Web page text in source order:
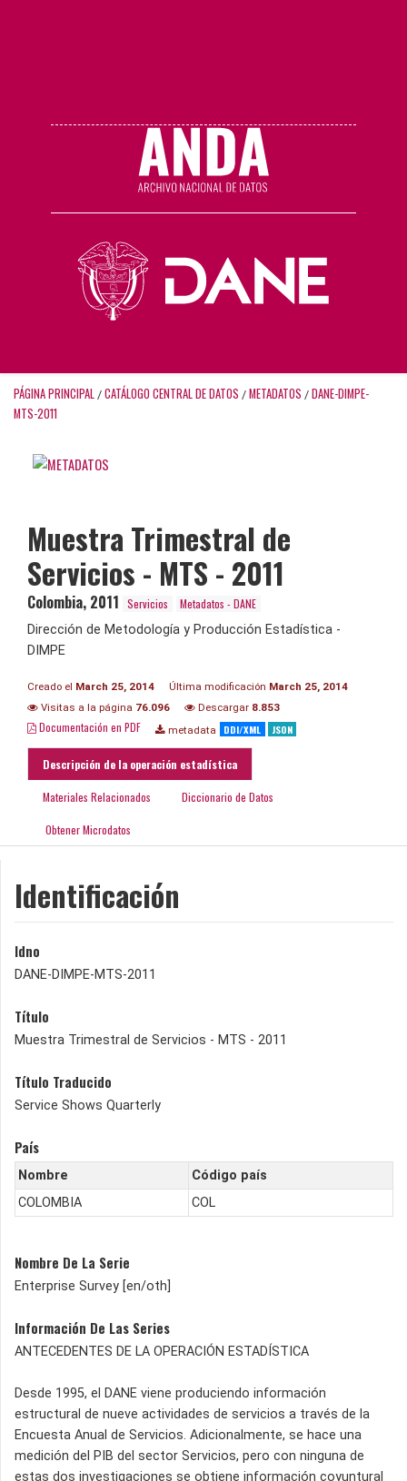
PÁGINA PRINCIPAL / CATÁLOGO CENTRAL DE DATOS / METADATOS / DANE-DIMPE-
MTS-2011
Muestra Trimestral de
Servicios - MTS - 2011
Colombia, 2011 Servicios
Metadatos - DANE
Dirección de Metodología y Producción Estadística -
DIMPE
Creado el March 25, 2014 Última modificación March 25, 2014
Visitas a la página 76.096 Descargar 8.853
Documentación en PDF metadata DDI/XML JSON
Descripción de la operación estadística
Materiales Relacionados Diccionario de Datos
Obtener Microdatos
Identificación
Idno
DANE-DIMPE-MTS-2011
Título
Muestra Trimestral de Servicios - MTS - 2011
Título Traducido
Service Shows Quarterly
País
Nombre
Código país
COLOMBIA
COL
Nombre De La Serie
Enterprise Survey [en/oth]
Información De Las Series
ANTECEDENTES DE LA OPERACIÓN ESTADÍSTICA
Desde 1995, el DANE viene produciendo información
estructural de nueve actividades de servicios a través de la
Encuesta Anual de Servicios. Adicionalmente, se hace una
medición del PIB del sector Servicios, pero con ninguna de
estas dos investigaciones se obtiene información coyuntural